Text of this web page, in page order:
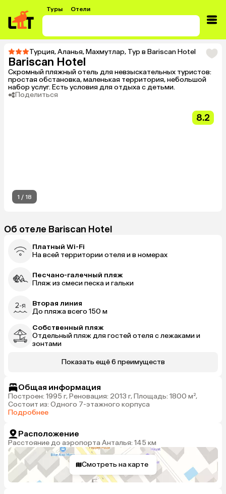
Туры Отели
Турция,Аланья,Махмутлар, Тур в Bariscan Hotel
Bariscan Hotel
Скромный пляжный отель для невзыскательных туристов:
простая обстановка, маленькая территория, небольшой
набор услуг. Есть условия для отдыха с детьми.
Поделиться
8.2
1 / 18
Об отеле Bariscan Hotel
Платный Wi-Fi
На всей территории отеля и в номерах
Песчано-галечный пляж
Пляж из смеси песка и гальки
Вторая линия
До пляжа всего 150 м
Собственный пляж
Отдельный пляж для гостей отеля с лежаками и
зонтами
Показать ещё 6 преимуществ
Общая информация
Построен: 1995 г, Реновация: 2013 г, Площадь: 1800 м²,
Состоит из: Одного 7-этажного корпуса
Подробнее
Расположение
Расстояние до аэропорта Анталья: 145 км
Смотреть на карте